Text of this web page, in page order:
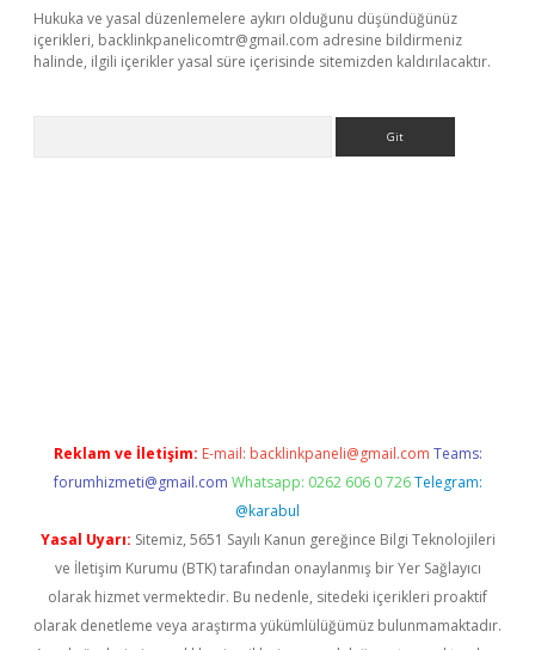
Hukuka ve yasal düzenlemelere aykırı olduğunu düşündüğünüz
içerikleri, backlinkpanelicomtr@gmail.com adresine bildirmeniz
halinde, ilgili içerikler yasal süre içerisinde sitemizden kaldırılacaktır.
Reklam ve İletişim: E-mail: backlinkpaneli@gmail.com Teams:
forumhizmeti@gmail.com Whatsapp: 0262 606 0 726 Telegram:
@karabul
Yasal Uyarı: Sitemiz, 5651 Sayılı Kanun gereğince Bilgi Teknolojileri
ve İletişim Kurumu (BTK) tarafından onaylanmış bir Yer Sağlayıcı
olarak hizmet vermektedir. Bu nedenle, sitedeki içerikleri proaktif
olarak denetleme veya araştırma yükümlülüğümüz bulunmamaktadır.